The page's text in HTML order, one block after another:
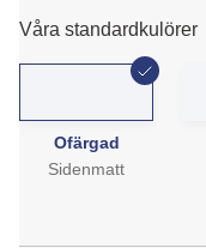
Våra standardkulörer
Ofärgad
Sidenmatt